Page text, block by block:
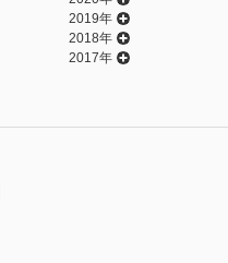
2019年
2018年
2017年